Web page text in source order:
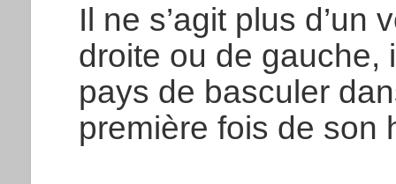
Il ne s’agit plus d’un
droite ou de gauche,
pays de basculer
première fois de son